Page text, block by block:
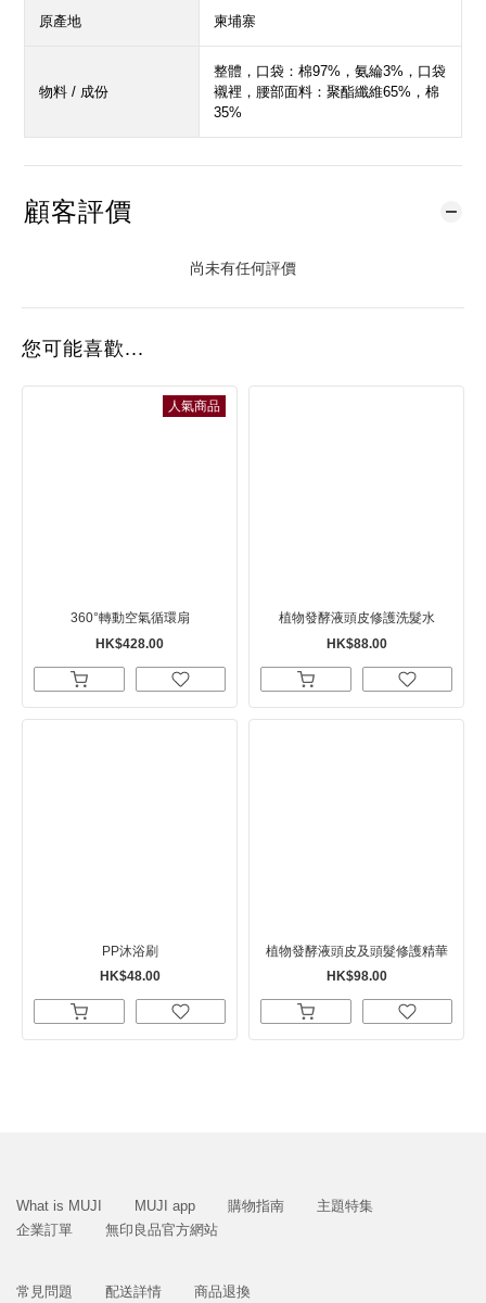
原產地 柬埔寨
物料 / 成份
整體，口袋：棉97%，氨綸3%，口袋
襯裡，腰部面料：聚酯纖維65%，棉
35%
顧客評價
尚未有任何評價
您可能喜歡...
人氣商品
360°轉動空氣循環扇
HK$428.00
植物發酵液頭皮修護洗髮水
HK$88.00
PP沐浴刷
HK$48.00
植物發酵液頭皮及頭髮修護精華
HK$98.00
What is MUJI MUJI app 購物指南
主題特集
企業訂單
無印良品官方網站
常見問題 配送詳情 商品退換